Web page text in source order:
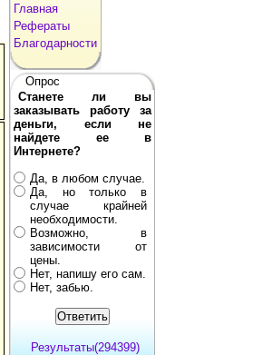
Главная
Рефераты
Благодарности
Опрос
Станете ли вы
заказывать работу за
деньги, если не
найдете ее в
Интернете?
Да, в любом случае.
Да, но только в
случае крайней
необходимости.
Возможно, в
зависимости от
цены.
Нет, напишу его сам.
Нет, забью.
Результаты(294399)